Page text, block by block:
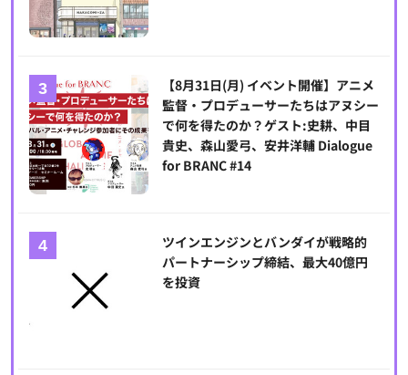
【8月31日(月) イベント開催】アニメ
監督・プロデューサーたちはアヌシー
で何を得たのか？ゲスト:史耕、中目
貴史、森山愛弓、安井洋輔 Dialogue
for BRANC #14
ツインエンジンとバンダイが戦略的
パートナーシップ締結、最大40億円
を投資